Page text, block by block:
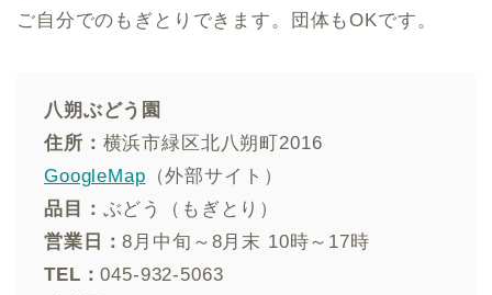
ご自分でのもぎとりできます。団体もOKです。
八朔ぶどう園
住所： 横浜市緑区北八朔町2016
GoogleMap （外部サイト）
品目： ぶどう（もぎとり）
営業日：8月中旬～8月末 10時～17時
TEL：045-932-5063